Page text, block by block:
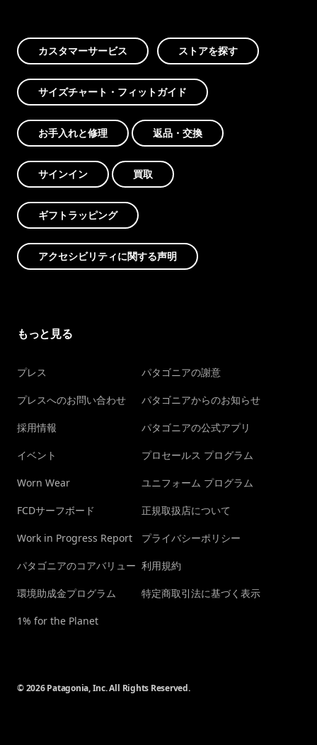
カスタマーサービス ストアを探す
サイズチャート・フィットガイド
お手入れと修理 返品・交換
サインイン 買取
ギフトラッピング
アクセシビリティに関する声明
もっと見る
プレス
プレスへのお問い合わせ
採用情報
イベント
Worn Wear
FCDサーフボード
Work in Progress Report
パタゴニアのコアバリュー
環境助成金プログラム
1% for the Planet
パタゴニアの謝意
パタゴニアからのお知らせ
パタゴニアの公式アプリ
プロセールス プログラム
ユニフォーム プログラム
正規取扱店について
プライバシーポリシー
利用規約
特定商取引法に基づく表示
© 2026 Patagonia, Inc. All Rights Reserved.